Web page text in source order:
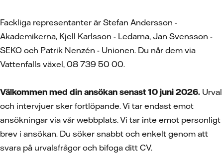
Fackliga representanter är Stefan Andersson -
Akademikerna, Kjell Karlsson - Ledarna, Jan Svensson -
SEKO och Patrik Nenzén - Unionen. Du når dem via
Vattenfalls växel, 08 739 50 00.
Välkommen med din ansökan senast 10 juni 2026. Urval
och intervjuer sker fortlöpande. Vi tar endast emot
ansökningar via vår webbplats. Vi tar inte emot personligt
brev i ansökan. Du söker snabbt och enkelt genom att
svara på urvalsfrågor och bifoga ditt CV.